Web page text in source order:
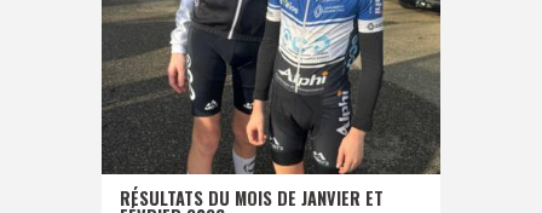
RÉSULTATS DU MOIS DE JANVIER ET